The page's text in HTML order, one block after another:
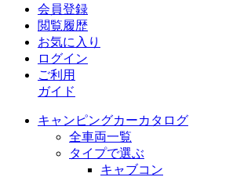
会員登録
閲覧履歴
お気に入り
ログイン
ご利用
ガイド
キャンピングカーカタログ
全車両一覧
タイプで選ぶ
キャブコン